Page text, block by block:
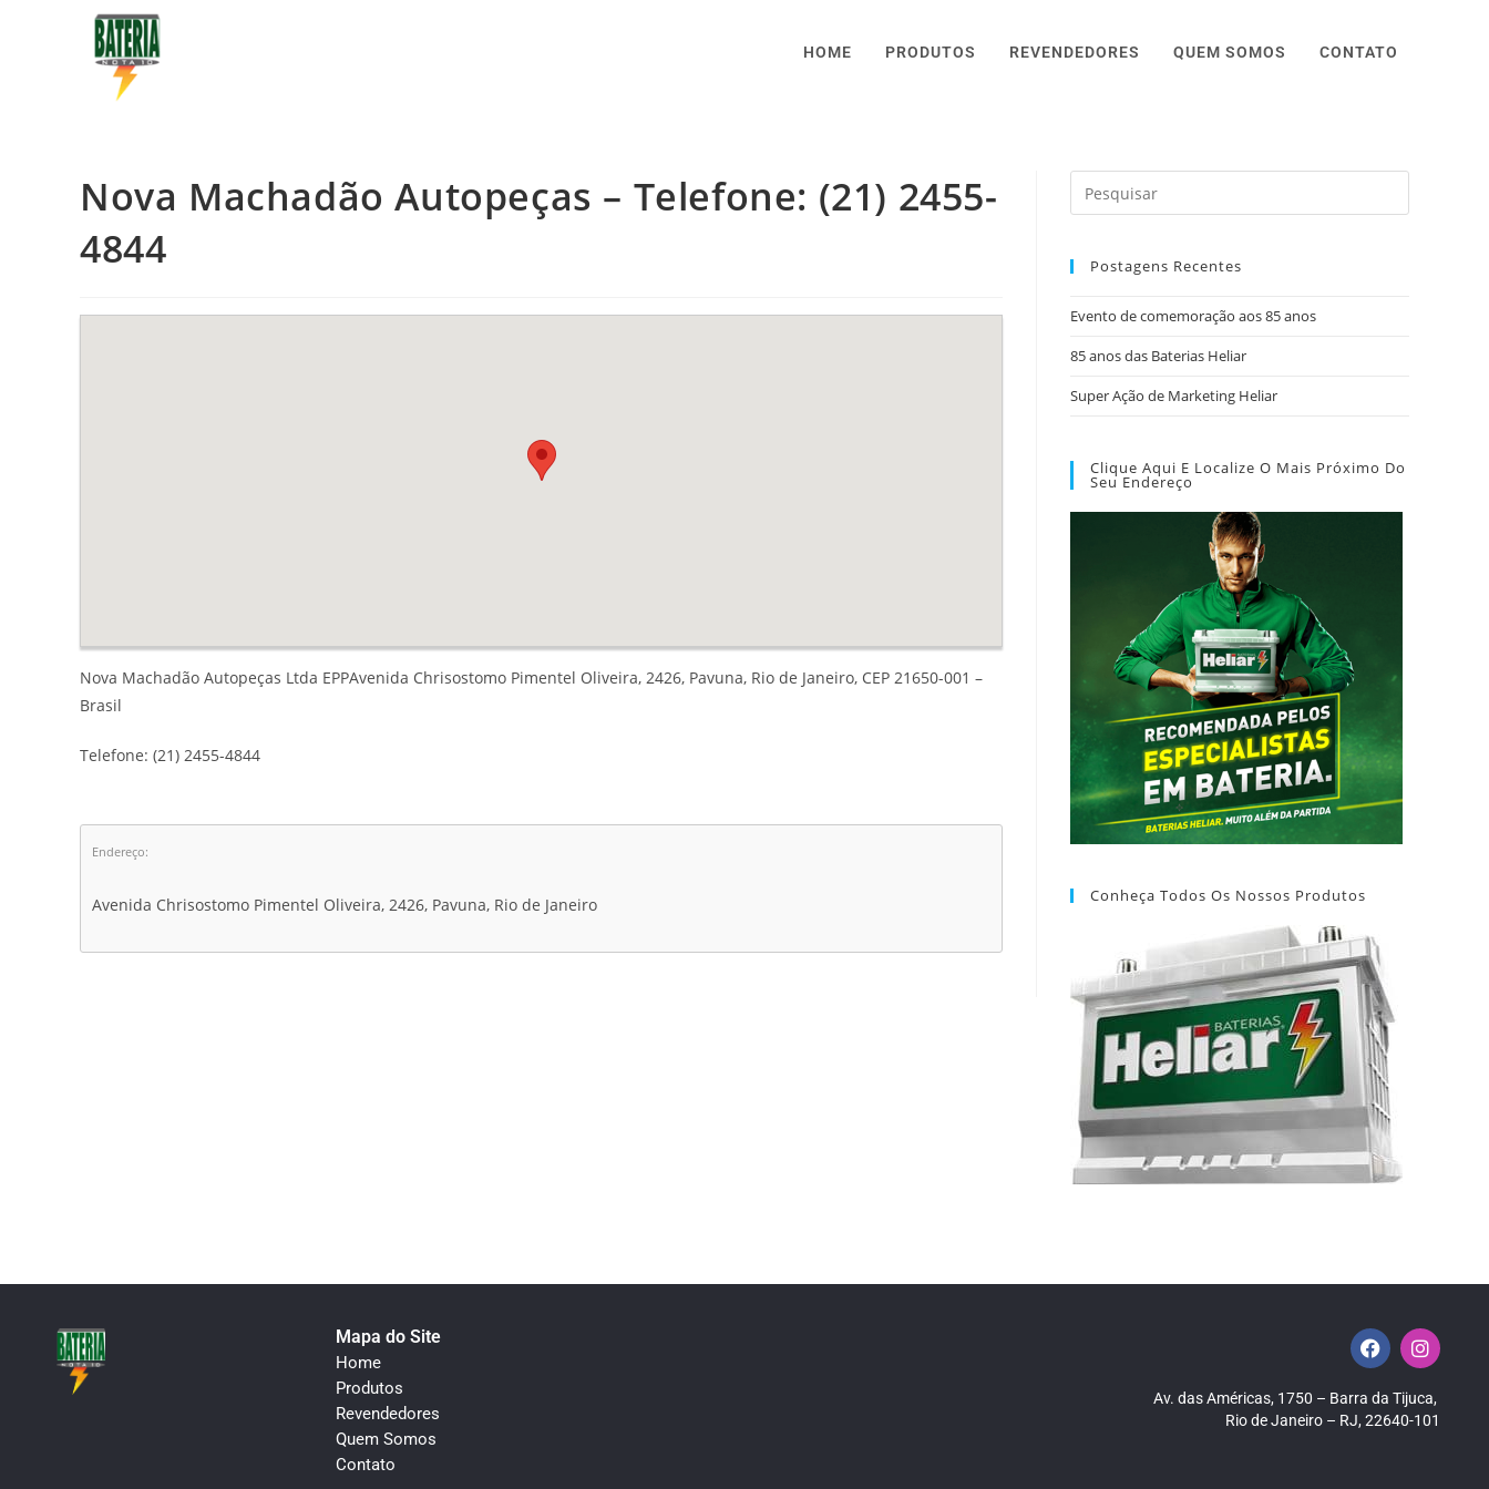
HOME PRODUTOS REVENDEDORES QUEM SOMOS CONTATO
Nova Machadão Autopeças – Telefone: (21) 2455-
4844
Nova Machadão Autopeças Ltda EPPAvenida Chrisostomo Pimentel Oliveira, 2426, Pavuna, Rio de Janeiro, CEP 21650-001 –
Brasil
Telefone: (21) 2455-4844
Endereço:
Avenida Chrisostomo Pimentel Oliveira, 2426, Pavuna, Rio de Janeiro
Postagens Recentes
Evento de comemoração aos 85 anos
85 anos das Baterias Heliar
Super Ação de Marketing Heliar
Clique Aqui E Localize O Mais Próximo Do
Seu Endereço
Conheça Todos Os Nossos Produtos
Mapa do Site
Home
Produtos
Revendedores
Quem Somos
Contato
Av. das Américas, 1750 – Barra da Tijuca,
Rio de Janeiro – RJ, 22640-101